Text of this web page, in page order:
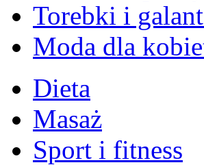
Torebki i
Moda dla
Dieta
Masaż
Sport i fitness